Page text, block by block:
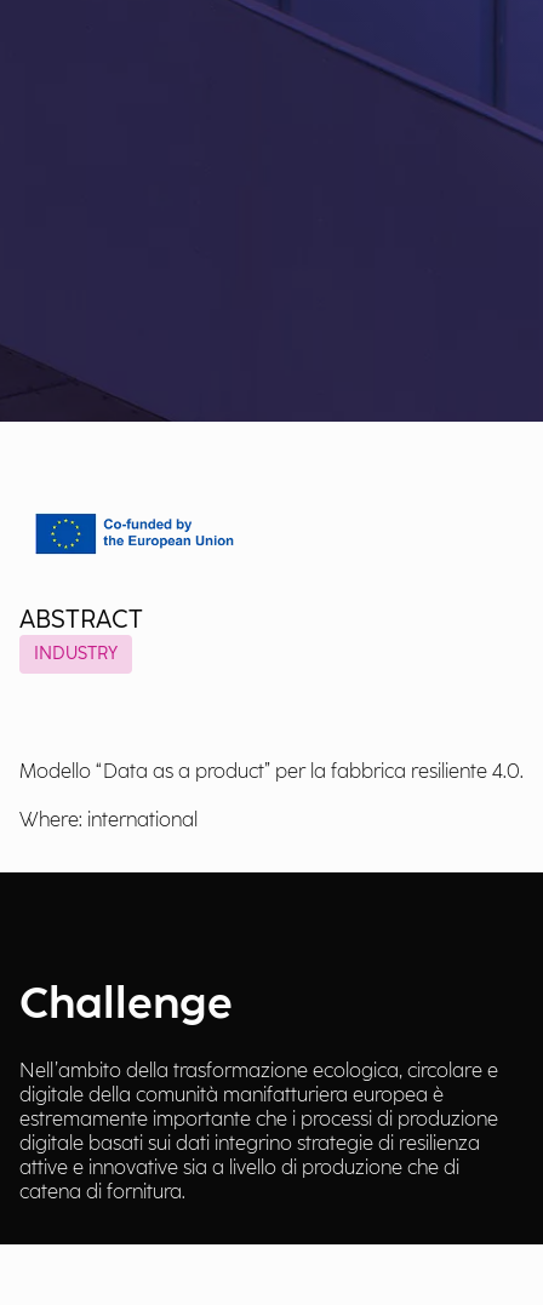
ABSTRACT
INDUSTRY
Modello “Data as a product” per la fabbrica resiliente 4.0.
Where: international
Challenge
Nell’ambito della trasformazione ecologica, circolare e
digitale della comunità manifatturiera europea è
estremamente importante che i processi di produzione
digitale basati sui dati integrino strategie di resilienza
attive e innovative sia a livello di produzione che di
catena di fornitura.